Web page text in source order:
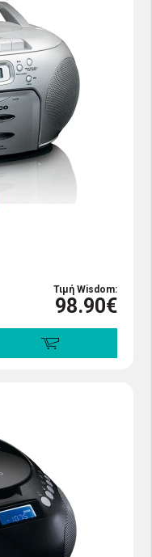
Τιμή Wisdom:
98.90€